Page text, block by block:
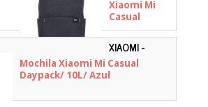
Xiaomi Mi
Casual
Daypack/
10L/ Negra
XIAOMI -
ZJB4145GL
Mochila Xiaomi Mi Casual
Daypack/ 10L/ Azul